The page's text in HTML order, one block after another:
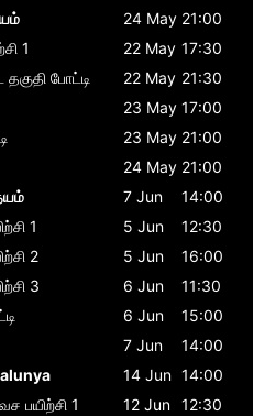
24 May 21:00
1 22 May 17:30
போட்டி 22 May 21:30
23 May 17:00
23 May 21:00
24 May 21:00
7 Jun
14:00
1 5 Jun
12:30
2 5 Jun
16:00
3 6 Jun
11:30
6 Jun
15:00
7 Jun
14:00
14 Jun 14:00
பயிற்சி 1 12 Jun 12:30